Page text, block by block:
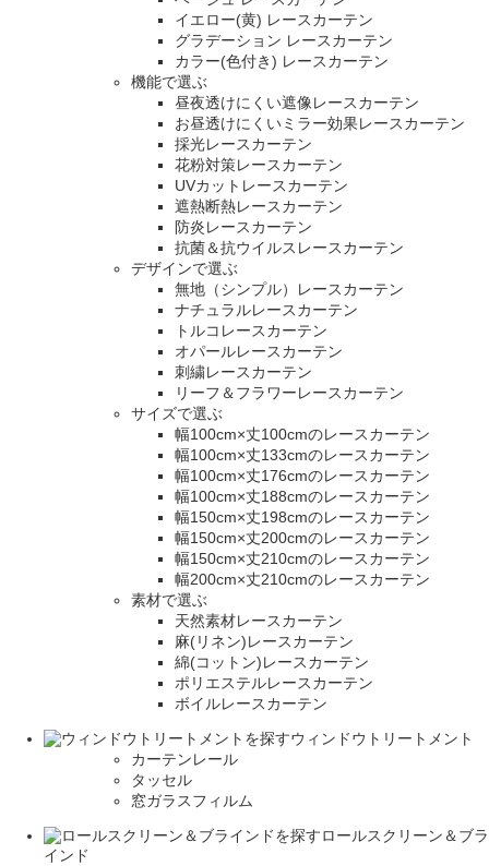
イエロー(黄) レースカーテン
グラデーション レースカーテン
カラー(色付き) レースカーテン
機能で選ぶ
昼夜透けにくい遮像レースカーテン
お昼透けにくいミラー効果レースカーテン
採光レースカーテン
花粉対策レースカーテン
UVカットレースカーテン
遮熱断熱レースカーテン
防炎レースカーテン
抗菌＆抗ウイルスレースカーテン
デザインで選ぶ
無地（シンプル）レースカーテン
ナチュラルレースカーテン
トルコレースカーテン
オパールレースカーテン
刺繍レースカーテン
リーフ＆フラワーレースカーテン
サイズで選ぶ
幅100cm×丈100cmのレースカーテン
幅100cm×丈133cmのレースカーテン
幅100cm×丈176cmのレースカーテン
幅100cm×丈188cmのレースカーテン
幅150cm×丈198cmのレースカーテン
幅150cm×丈200cmのレースカーテン
幅150cm×丈210cmのレースカーテン
幅200cm×丈210cmのレースカーテン
素材で選ぶ
天然素材レースカーテン
麻(リネン)レースカーテン
綿(コットン)レースカーテン
ポリエステルレースカーテン
ボイルレースカーテン
ウィンドウトリートメント
カーテンレール
タッセル
窓ガラスフィルム
ロールスクリーン＆ブラ
インド